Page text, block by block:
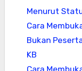
Menurut
Cara
Bukan
KB
Cara